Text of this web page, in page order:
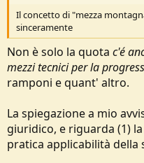
Il concetto di "mezza
sinceramente
Non è solo la quota c'é
mezzi tecnici per la
ramponi e quant' altro.
La spiegazione a mio
giuridico, e riguarda (1)
pratica applicabilità della